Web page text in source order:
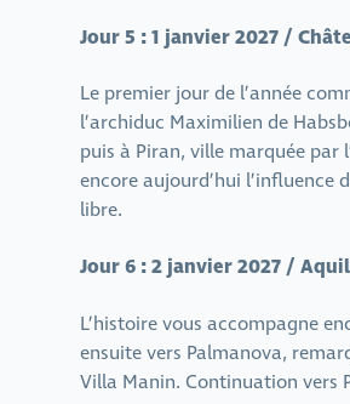
Jour 5 : 1 janvier 2027 /
Le premier jour de l’année
l’archiduc Maximilien de
puis à Piran, ville marquée par
encore aujourd’hui l’influence
libre.
Jour 6 : 2 janvier 2027 /
L’histoire vous accompagne
ensuite vers Palmanova,
Villa Manin. Continuation vers